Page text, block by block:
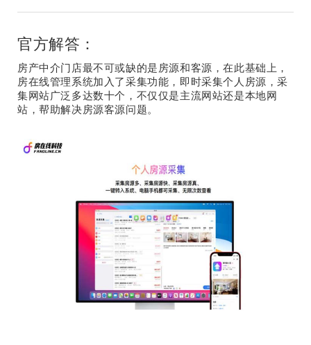
官方解答：
房产中介门店最不可或缺的是房源和客源，在此基础上，
房在线管理系统加入了采集功能，即时采集个人房源，采
集网站广泛多达数十个，不仅仅是主流网站还是本地网
站，帮助解决房源客源问题。